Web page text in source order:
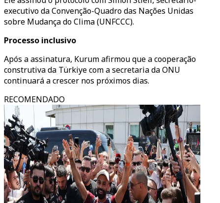
executivo da Convenção-Quadro das Nações Unidas
sobre Mudança do Clima (UNFCCC).
Processo inclusivo
Após a assinatura, Kurum afirmou que a cooperação
construtiva da Türkiye com a secretaria da ONU
continuará a crescer nos próximos dias.
RECOMENDADO